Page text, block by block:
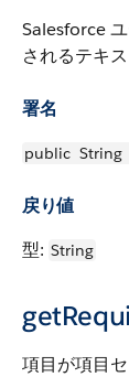
Salesforce
されるテキ
署名
public String
戻り値
型: String
項目が項目